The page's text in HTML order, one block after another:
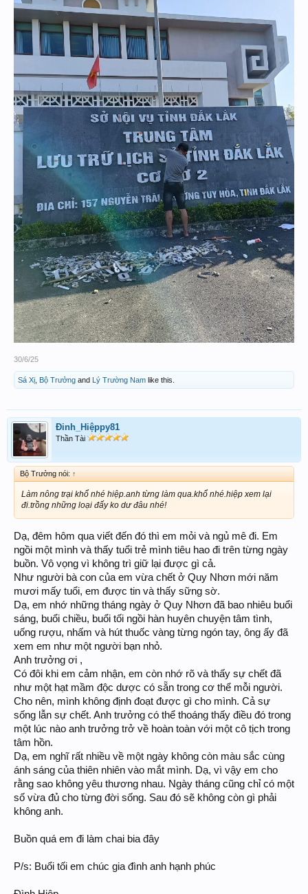
30/6/25
Sá Xị Bộ Trưởng and Lý Trường Nam like this.
Đinh_Hiệppy81
Thần Tài
Bộ Trưởng nói: ↑
Làm nông trại khổ nhé hiệp.anh từng làm qua.khổ nhé.hiệp xem lại
đi.trồng những loại đấy ko dư đâu nhé!
Dạ, đêm hôm qua viết đến đó thì em mỏi và ngủ mê đi. Em
ngồi một mình và thấy tuổi trẻ mình tiêu hao đi trên từng ngày
buồn. Vô vọng vì không trì giữ lại được gì cả.
Như người bà con của em vừa chết ở Quy Nhơn mới năm
mươi mấy tuổi, em được tin và thấy sững sờ.
Dạ, em nhớ những tháng ngày ở Quy Nhơn đã bao nhiêu buổi
sáng, buổi chiều, buổi tối ngồi hàn huyên chuyện tâm tình,
uống rượu, nhấm và hút thuốc vàng từng ngón tay, ông ấy đã
xem em như một người bạn nhỏ.
Anh trưởng ơi ,
Có đôi khi em cảm nhận, em còn nhớ rõ và thấy sự chết đã
như một hạt mầm độc dược có sẵn trong cơ thể mỗi người.
Cho nên, mình không định đoạt được gì cho mình. Cả sự
sống lẫn sự chết. Anh trưởng có thể thoáng thấy điều đó trong
một lúc nào anh trưởng trở về hoàn toàn với một cô tịch trong
tâm hồn.
Dạ, em nghĩ rất nhiều về một ngày không còn màu sắc cùng
ánh sáng của thiên nhiên vào mắt mình. Dạ, vì vậy em cho
rằng sao không yêu thương nhau. Ngày tháng cũng chỉ có một
số vừa đủ cho từng đời sống. Sau đó sẽ không còn gì phải
không anh.
Buồn quá em đi làm chai bia đây
P/s: Buổi tối em chúc gia đình anh hạnh phúc